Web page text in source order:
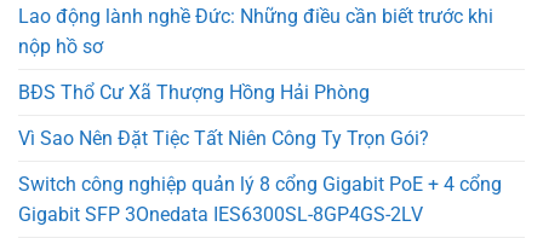
Lao động lành nghề Đức: Những điều cần biết trước khi
nộp hồ sơ
BĐS Thổ Cư Xã Thượng Hồng Hải Phòng
Vì Sao Nên Đặt Tiệc Tất Niên Công Ty Trọn Gói?
Switch công nghiệp quản lý 8 cổng Gigabit PoE + 4 cổng
Gigabit SFP 3Onedata IES6300SL-8GP4GS-2LV